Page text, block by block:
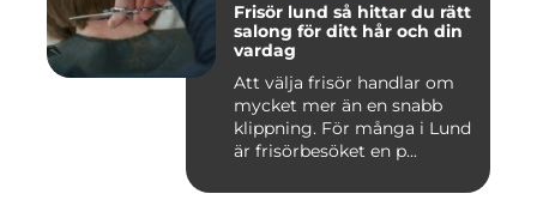
Frisör lund så hittar du rätt
salong för ditt hår och din
vardag
Att välja frisör handlar om
mycket mer än en snabb
klippning. För många i Lund
är frisörbesöket en p...